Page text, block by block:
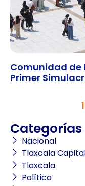
Comunidad de
Primer
1
Categorías
Nacional
Tlaxcala
Tlaxcala
Política